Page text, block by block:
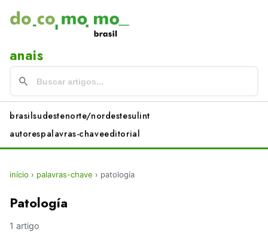
anais
brasilsudestenorte/nordestesulint
autorespalavras-chaveeditorial
início › palavras-chave › patología
Patología
1 artigo